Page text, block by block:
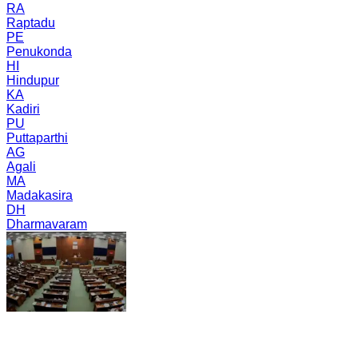
RA
Raptadu
PE
Penukonda
HI
Hindupur
KA
Kadiri
PU
Puttaparthi
AG
Agali
MA
Madakasira
DH
Dharmavaram